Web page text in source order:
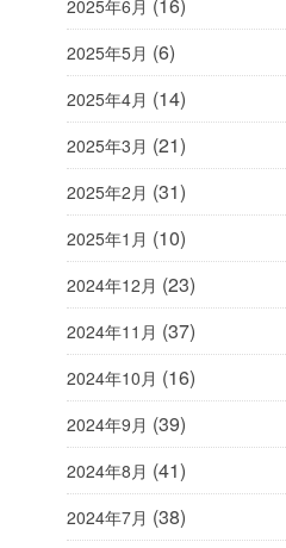
2025年6月
2025年5月 (6)
2025年4月 (14)
2025年3月 (21)
2025年2月 (31)
2025年1月 (10)
2024年12月 (23)
2024年11月 (37)
2024年10月 (16)
2024年9月 (39)
2024年8月 (41)
2024年7月 (38)